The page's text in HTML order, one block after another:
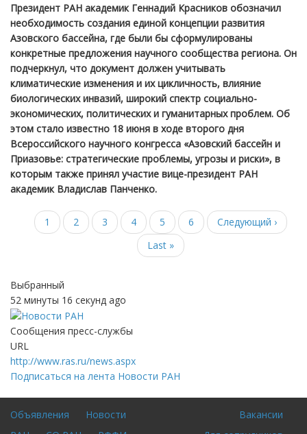
Президент РАН академик Геннадий Красников обозначил
необходимость создания единой концепции развития
Азовского бассейна, где были бы сформулированы
конкретные предложения научного сообщества региона. Он
подчеркнул, что документ должен учитывать
климатические изменения и их цикличность, влияние
биологических инвазий, широкий спектр социально-
экономических, политических и гуманитарных проблем. Об
этом стало известно 18 июня в ходе второго дня
Всероссийского научного конгресса «Азовский бассейн и
Приазовье: стратегические проблемы, угрозы и риски», в
которым также принял участие вице-президент РАН
академик Владислав Панченко.
Нумерация
страниц
Текущая
страница
1 Page
2 Page
3 Page
4 Page
5 Page
6
Следующая
страница
Следующий ›
Последняя
страница
Last »
Выбранный
52 минуты 16 секунд ago
Сообщения пресс-службы
URL
http://www.ras.ru/news.aspx
Подписаться на лента Новости РАН
Объявления
Новости
Вакансии